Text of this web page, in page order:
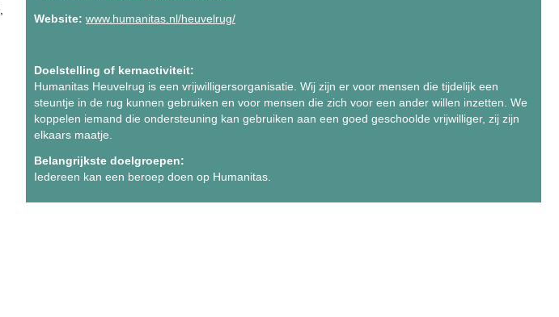
Website: www.humanitas.nl/heuvelrug/
Doelstelling of kernactiviteit:
Humanitas Heuvelrug is een vrijwilligersorganisatie. Wij zijn er voor mensen die tijdelijk een
steuntje in de rug kunnen gebruiken en voor mensen die zich voor een ander willen inzetten. We
koppelen iemand die ondersteuning kan gebruiken aan een goed geschoolde vrijwilliger, zij zijn
elkaars maatje.
Belangrijkste doelgroepen:
Iedereen kan een beroep doen op Humanitas.